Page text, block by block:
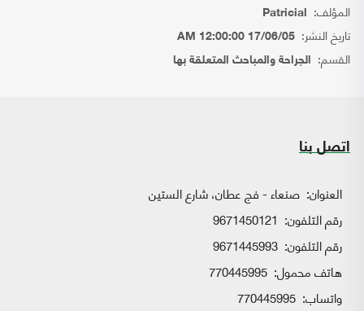
المؤلف: Patricial
تاريخ النشر: 17/06/05 12:00:00 AM
القسم: الجراحة والمباحث المتعلقة بها
اتصل بنا
العنوان: صنعاء - فج عطان، شارع الستين
رقم التلفون: 9671450121
رقم التلفون: 9671445993
هاتف محمول: 770445995
واتساب: